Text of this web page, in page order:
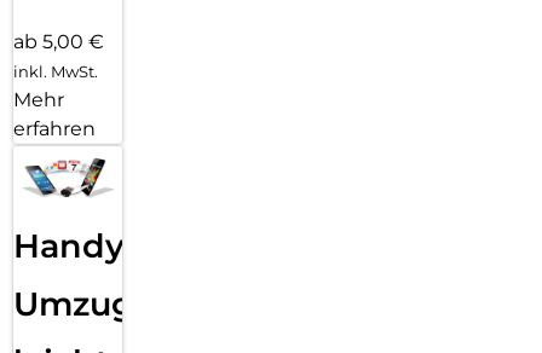
ab 5,00 €
inkl. MwSt.
Mehr
erfahren
Handy
Umzug